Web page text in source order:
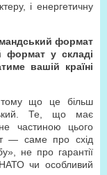
і енергетичну
формат
формат у складі
вашій країні
що це більш
Те, що має
частиною цього
— саме про схід
не про гарантії
чи особливий